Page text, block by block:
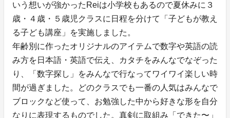
いう想いが強かったReiは小学校もあるので夏休みに３
歳・４歳・５歳児クラスに日程を分けて「子どもが教え
る子ども講座」を実施しました。
年齢別に作ったオリジナルのアイテムで数字や英語の読
み方を日本語・英語で伝え、カタチをみんなでなぞった
り、「数字探し」をみんなで行なってワイワイ楽しい時
間が過ぎました。どのクラスでも一番の人気はみんなで
ブロックなど使って、お勉強した中から好きな形を自分
なりに表現するものでした。真剣に取組み「できた〜」